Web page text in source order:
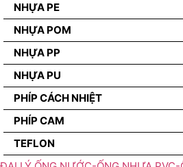
NHỰA PE
NHỰA POM
NHỰA PP
NHỰA PU
PHÍP CÁCH NHIỆT
PHÍP CAM
TEFLON